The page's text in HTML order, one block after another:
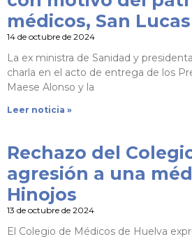
médicos, San Lucas
14 de octubre de 2024
La ex ministra de Sanidad y
charla en el acto de entrega de los
Maese Alonso y la
Leer noticia »
Rechazo del
agresión a una
Hinojos
13 de octubre de 2024
El Colegio de Médicos de Huelva